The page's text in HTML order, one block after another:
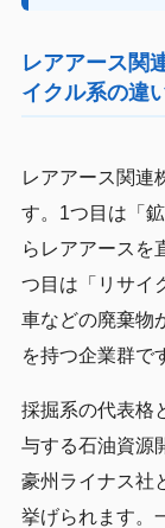
レアアース関
イクル系の違
レアアース関連
す。1つ目は「
らレアアースを
つ目は「リサイ
車などの廃棄物
を持つ企業群で
採掘系の代表格
与する石油資源
豪州ライナス社
挙げられます。